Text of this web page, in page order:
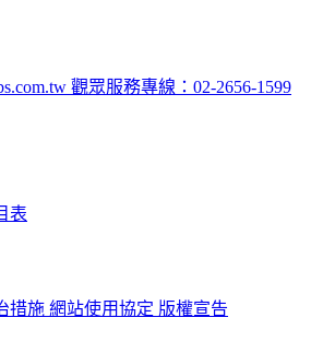
觀眾服務專線：02-2656-1599
表
措施 網站使用協定 版權宣告